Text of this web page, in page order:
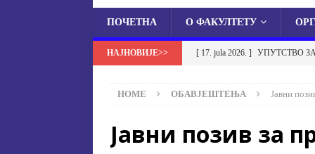
МЕДИЦИНСКИ
МЕДИЦИНСКИ ФАКУЛТЕТ
ПОЧЕТНА О ФАКУЛТЕТУ
[ 17. jula 2026. ] УПУТСТВО
Избор у звање
HOME ОБАВЈЕШТЕЊА Јавни
Јавни позив за